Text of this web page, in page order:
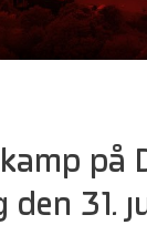
på
31.